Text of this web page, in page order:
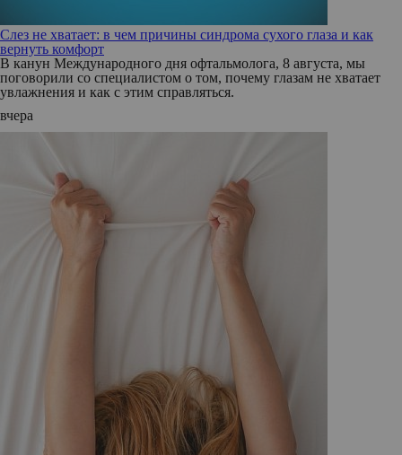
Слез не хватает: в чем причины синдрома сухого глаза и как
вернуть комфорт
В канун Международного дня офтальмолога, 8 августа, мы
поговорили со специалистом о том, почему глазам не хватает
увлажнения и как с этим справляться.
вчера